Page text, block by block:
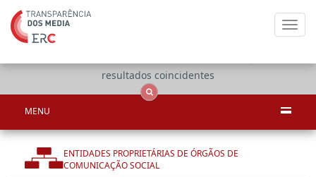
resultados coincidentes
MENU
ENTIDADES PROPRIETÁRIAS DE ÓRGÃOS DE
COMUNICAÇÃO SOCIAL